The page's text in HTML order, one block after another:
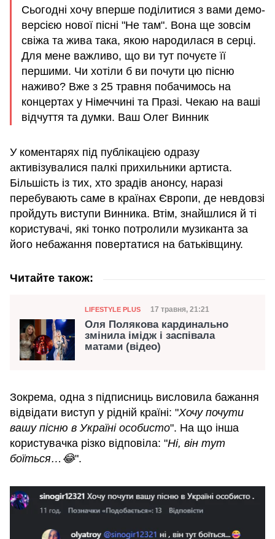
Сьогодні хочу вперше поділитися з вами демо-
версією нової пісні "Не там". Вона ще зовсім
свіжа та жива така, якою народилася в серці.
Для мене важливо, що ви тут почуєте її
першими. Чи хотіли б ви почути цю пісню
наживо? Вже з 25 травня побачимось на
концертах у Німеччині та Празі. Чекаю на ваші
відчуття та думки. Ваш Олег Винник
У коментарях під публікацією одразу
активізувалися палкі прихильники артиста.
Більшість із тих, хто зрадів анонсу, наразі
перебувають саме в країнах Європи, де невдовзі
пройдуть виступи Винника. Втім, знайшлися й ті
користувачі, які тонко потролили музиканта за
його небажання повертатися на батьківщину.
Читайте також:
Категорія
LIFESTYLE PLUS Дата публікації
17 травня, 21:21
Оля Полякова кардинально
змінила імідж і заспівала
матами (відео)
Зокрема, одна з підписниць висловила бажання
відвідати виступ у рідній країні: "Хочу почути
вашу пісню в Україні особисто". На що інша
користувачка різко відповіла: "Ні, він тут
боїться…😂".